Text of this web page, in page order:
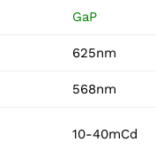
GaP
625nm
568nm
10-40mCd